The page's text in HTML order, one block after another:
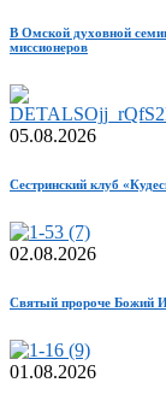
В Омской духовной
миссионеров
05.08.2026
Сестринский клуб
02.08.2026
Святый пророче Божий
01.08.2026